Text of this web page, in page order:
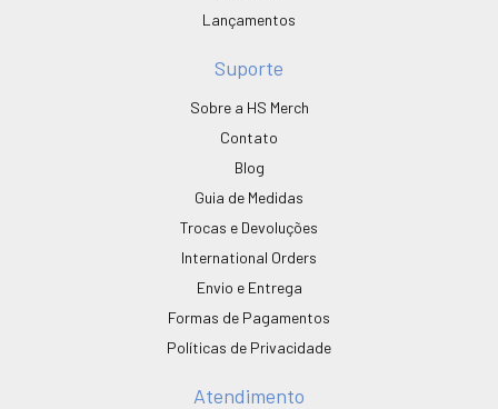
Lançamentos
Suporte
Sobre a HS Merch
Contato
Blog
Guia de Medidas
Trocas e Devoluções
International Orders
Envio e Entrega
Formas de Pagamentos
Políticas de Privacidade
Atendimento